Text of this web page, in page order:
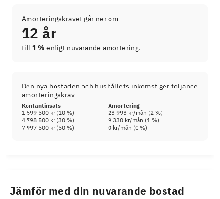
Amorteringskravet går ner om
12 år
till 1 % enligt nuvarande amortering.
Den nya bostaden och hushållets inkomst ger följande
amorteringskrav
Kontantinsats
Amortering
1 599 500 kr(10 %) 23 993 kr/mån (2 %)
4 798 500 kr(30 %) 9 330 kr/mån (1 %)
7 997 500 kr(50 %) 0 kr/mån (0 %)
Jämför med din nuvarande bostad